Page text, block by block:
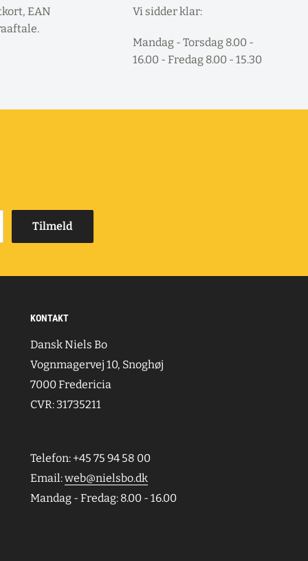
EAN
Vi sidder klar:
Mandag - Torsdag 8.00 -
16.00 - Fredag 8.00 - 15.30
Tilmeld
KONTAKT
Dansk Niels Bo
Vognmagervej 10, Snoghøj
7000 Fredericia
CVR: 31735211
Telefon: +45 75 94 58 00
Email:web@nielsbo.dk
Mandag - Fredag: 8.00 - 16.00